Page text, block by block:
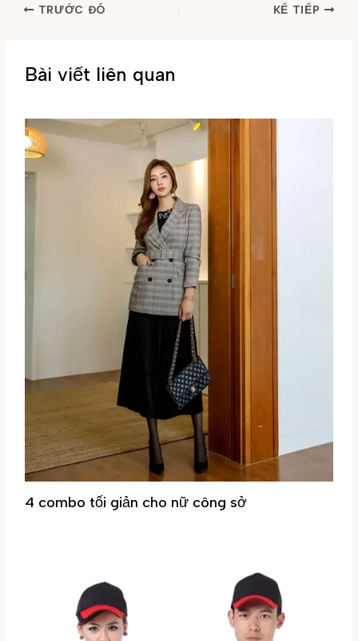
TRƯỚC ĐÓ KẾ TIẾP
Bài viết liên quan
4 combo tối giản cho nữ công sở